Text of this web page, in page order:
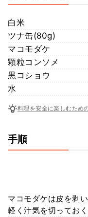
白米
ツナ缶(80g)
マコモダケ
顆粒コンソメ
黒コショウ
水
料理を安全に楽しむため
手順
マコモダケは皮を剥
軽く汁気を切っておく